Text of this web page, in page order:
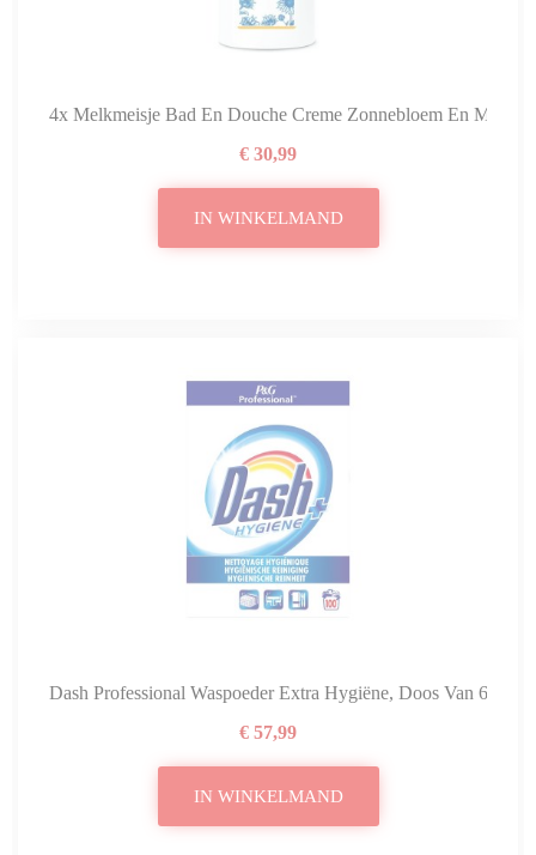
4x Melkmeisje Bad En Douche Creme Zonnebloem En Melk
€ 30,99
IN WINKELMAND
Dash Professional Waspoeder Extra Hygiëne, Doos Van 6,5 Kg
€ 57,99
IN WINKELMAND